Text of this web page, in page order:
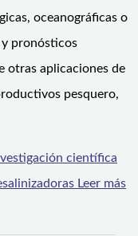
oceanográficas o
pronósticos
otras aplicaciones de
pesquero,
científica
Leer más